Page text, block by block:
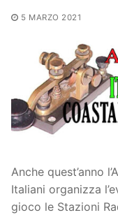
5 MARZO 2021
Anche quest’anno
Italiani organizza
gioco le Stazioni